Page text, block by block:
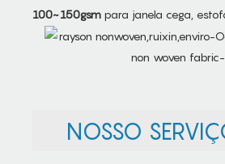
100~150gsm para janela cega,
NOSSO